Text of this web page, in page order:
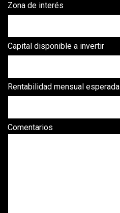
Zona de interés
Capital disponible a invertir
Rentabilidad mensual esperada
Comentarios